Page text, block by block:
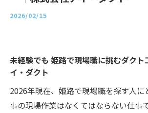
2026/02/15
未経験でも 姫路で現場職に挑むダクト
イ・ダクト
2026年現在、姫路で現場職を探す人に
事の現場作業はなくてはならない仕事